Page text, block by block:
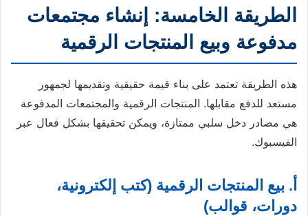
الطريقة الخامسة: إنشاء مجتمعات
مدفوعة وبيع المنتجات الرقمية
هذه الطريقة تعتمد على بناء قيمة حقيقية وتقديمها لجمهور
مستعد للدفع مقابلها. المنتجات الرقمية والمجتمعات المدفوعة
هي مصادر دخل سلبي ممتازة، ويمكن تحقيقها بشكل فعال عبر
الفيسبوك.
أ. بيع المنتجات الرقمية (كتب إلكترونية،
دورات، قوالب)